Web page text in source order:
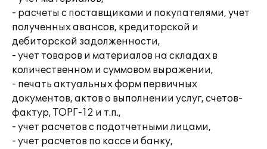
- расчеты с поставщиками и покупателями, учет
полученных авансов, кредиторской и
дебиторской задолженности,
- учет товаров и материалов на складах в
количественном и суммовом выражении,
- печать актуальных форм первичных
документов, актов о выполнении услуг, счетов-
фактур, ТОРГ-12 и т.п.,
- учет расчетов с подотчетными лицами,
- учет расчетов по кассе и банку,